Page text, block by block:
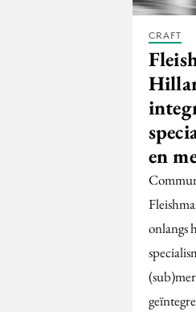
CRAFT
en
onlangs